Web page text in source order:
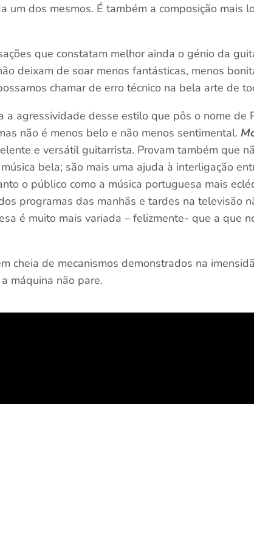
um dos mesmos. É também a composição mais
que constatam melhor ainda o génio da
deixam de soar menos fantásticas, menos
chamar de erro técnico na bela arte de
a agressividade desse estilo que pôs o nome de
não é menos belo e não menos sentimental.
e versátil guitarrista. Provam também que
bela; são mais uma ajuda à interligação
o público como a música portuguesa mais
programas das manhãs e tardes na televisão
é muito mais variada – felizmente- que a que
cheia de mecanismos demonstrados na
máquina não pare.